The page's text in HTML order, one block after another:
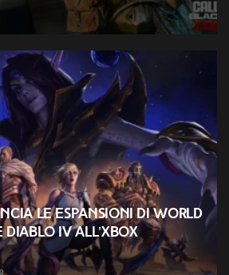
le espansioni di World
IV all’Xbox